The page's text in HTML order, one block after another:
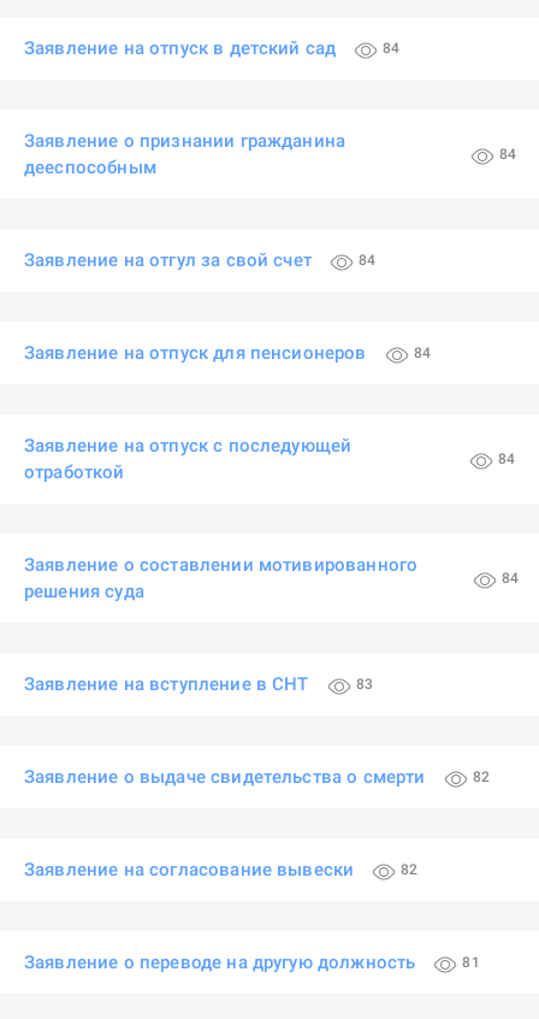
Заявление на отпуск в детский сад 84
Заявление о признании гражданина
дееспособным
84
Заявление на отгул за свой счет 84
Заявление на отпуск для пенсионеров 84
Заявление на отпуск с последующей
отработкой
84
Заявление о составлении мотивированного
решения суда
84
Заявление на вступление в СНТ 83
Заявление о выдаче свидетельства о смерти 82
Заявление на согласование вывески 82
Заявление о переводе на другую должность 81